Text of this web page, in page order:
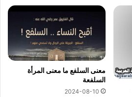
معنى السلفع ما معنى المرأة
السلفعة
2024-08-10